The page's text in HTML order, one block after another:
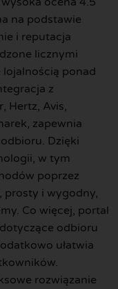
na podstawie
i reputacja
licznymi
ponad
z
Hertz, Avis,
zapewnia
Dzięki
w tym
poprzez
prosty i wygodny,
Co więcej, portal
odbioru
ułatwia
rozwiązanie